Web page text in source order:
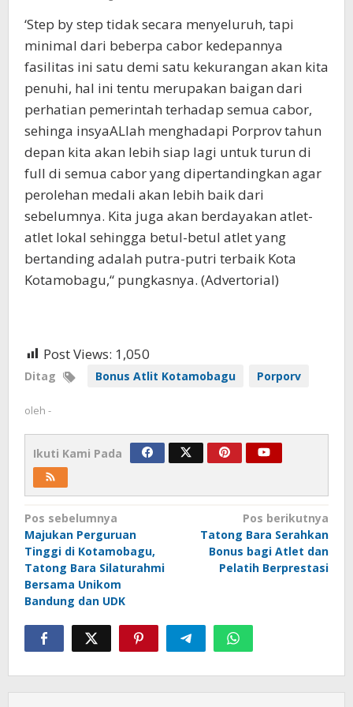
‘Step by step tidak secara menyeluruh, tapi
minimal dari beberpa cabor kedepannya
fasilitas ini satu demi satu kekurangan akan kita
penuhi, hal ini tentu merupakan baigan dari
perhatian pemerintah terhadap semua cabor,
sehinga insyaALlah menghadapi Porprov tahun
depan kita akan lebih siap lagi untuk turun di
full di semua cabor yang dipertandingkan agar
perolehan medali akan lebih baik dari
sebelumnya. Kita juga akan berdayakan atlet-
atlet lokal sehingga betul-betul atlet yang
bertanding adalah putra-putri terbaik Kota
Kotamobagu,“ pungkasnya. (Advertorial)
Post Views: 1,050
Ditag Bonus Atlit Kotamobagu Porporv
oleh -
Ikuti Kami Pada
Navigasi
pos
Pos sebelumnya
Majukan Perguruan
Tinggi di Kotamobagu,
Tatong Bara Silaturahmi
Bersama Unikom
Bandung dan UDK
Pos berikutnya
Tatong Bara Serahkan
Bonus bagi Atlet dan
Pelatih Berprestasi